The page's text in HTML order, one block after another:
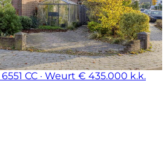
6551 CC · Weurt € 435.000 k.k.